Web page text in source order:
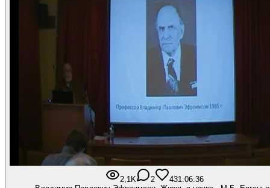
2,1K 2 431:06:36